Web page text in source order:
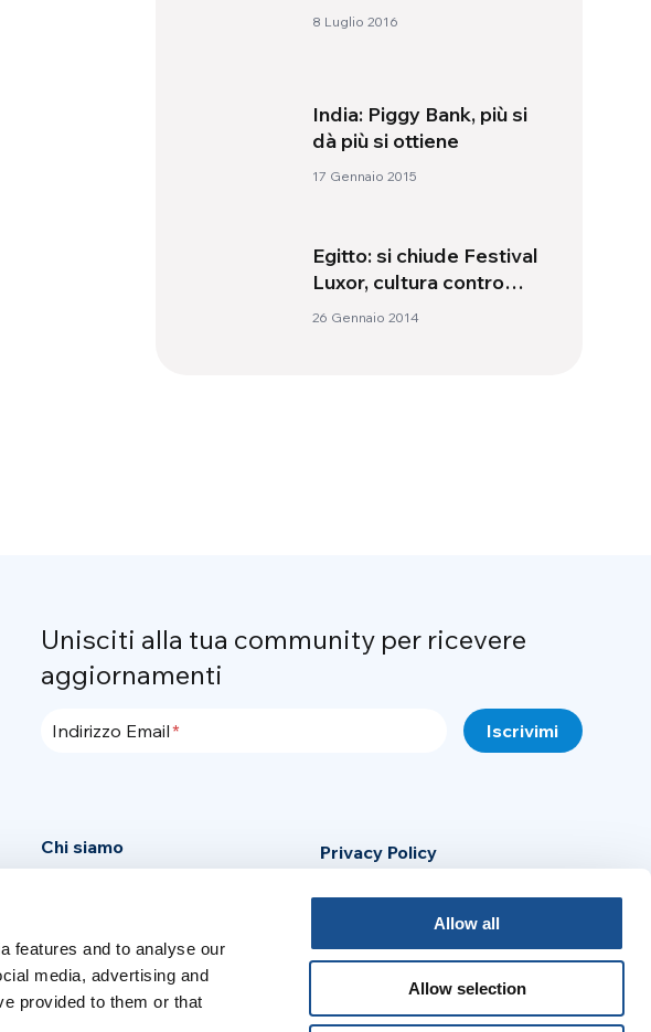
features and to analyse our
media, advertising and
provided to them or that
Allow all
Allow selection
8 Luglio 2016
India: Piggy Bank, più si
dà più si ottiene
17 Gennaio 2015
Egitto: si chiude Festival
Luxor, cultura contro
terrorismo
26 Gennaio 2014
Unisciti alla tua community per ricevere
aggiornamenti
Indirizzo Email
Chi siamo
Press area
Privacy Policy
Avviso Legale